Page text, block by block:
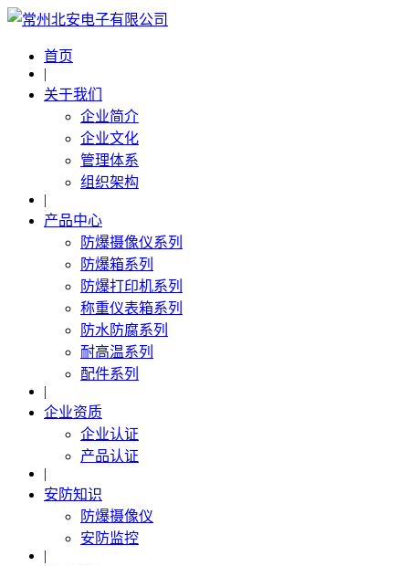
首页
|
关于我们
企业简介
企业文化
管理体系
组织架构
|
产品中心
防爆摄像仪系列
防爆箱系列
防爆打印机系列
称重仪表箱系列
防水防腐系列
耐高温系列
配件系列
|
企业资质
企业认证
产品认证
|
安防知识
防爆摄像仪
安防监控
|